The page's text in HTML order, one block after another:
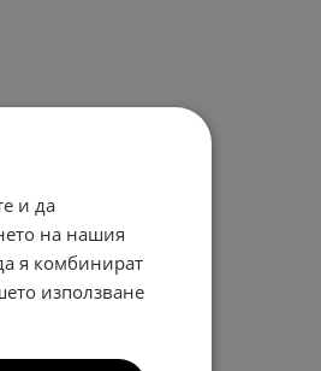
и да
на нашия
я комбинират
използване